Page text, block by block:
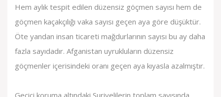
Hem aylık tespit edilen düzensiz göçmen sayısı hem de
göçmen kaçakçılığı vaka sayısı geçen aya göre düşüktür.
Öte yandan insan ticareti mağdurlarının sayısı bu ay daha
fazla sayıdadır. Afganistan uyrukluların düzensiz
göçmenler içerisindeki oranı geçen aya kıyasla azalmıştır.
Geçici koruma altındaki Suriyelilerin toplam sayısında